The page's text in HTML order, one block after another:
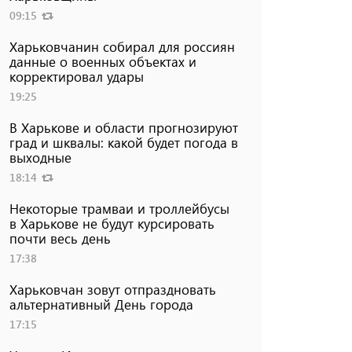
09:15
Харьковчанин собирал для россиян
данные о военных объектах и ​​
корректировал удары
19:25
В Харькове и области прогнозируют
град и шквалы: какой будет погода в
выходные
18:14
Некоторые трамваи и троллейбусы
в Харькове не будут курсировать
почти весь день
17:38
Харьковчан зовут отпраздновать
альтернативный День города
17:15